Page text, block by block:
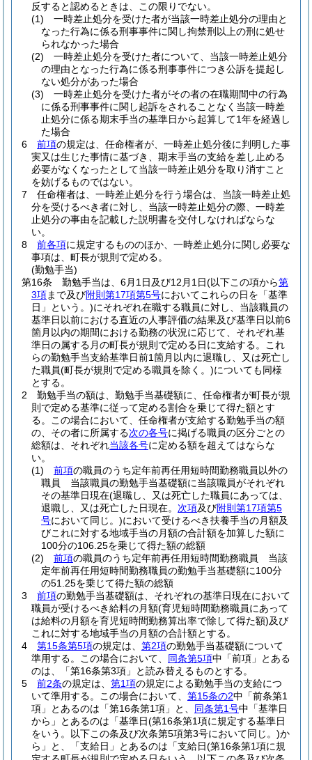
反すると認めるときは、この限りでない。
(1)
一時差止処分を受けた者が当該一時差止処分の理由と
なった行為に係る刑事事件に関し拘禁刑以上の刑に処せ
られなかった場合
(2)
一時差止処分を受けた者について、当該一時差止処分
の理由となった行為に係る刑事事件につき公訴を提起し
ない処分があった場合
(3)
一時差止処分を受けた者がその者の在職期間中の行為
に係る刑事事件に関し起訴をされることなく当該一時差
止処分に係る期末手当の基準日から起算して1年を経過し
た場合
6
前項の規定は、任命権者が、一時差止処分後に判明した事
実又は生じた事情に基づき、期末手当の支給を差し止める
必要がなくなったとして当該一時差止処分を取り消すこと
を妨げるものではない。
7
任命権者は、一時差止処分を行う場合は、当該一時差止処
分を受けるべき者に対し、当該一時差止処分の際、一時差
止処分の事由を記載した説明書を交付しなければならな
い。
8
前各項に規定するもののほか、一時差止処分に関し必要な
事項は、町長が規則で定める。
(勤勉手当)
第16条
勤勉手当は、6月1日及び12月1日(以下この項から第
3項まで及び附則第17項第5号においてこれらの日を「基準
日」という。)にそれぞれ在職する職員に対し、当該職員の
基準日以前における直近の人事評価の結果及び基準日以前6
箇月以内の期間における勤務の状況に応じて、それぞれ基
準日の属する月の町長が規則で定める日に支給する。
これ
らの勤勉手当支給基準日前1箇月以内に退職し、又は死亡し
た職員(町長が規則で定める職員を除く。)についても同様
とする。
2
勤勉手当の額は、勤勉手当基礎額に、任命権者が町長が規
則で定める基準に従って定める割合を乗じて得た額とす
る。
この場合において、任命権者が支給する勤勉手当の額
の、その者に所属する次の各号に掲げる職員の区分ごとの
総額は、それぞれ当該各号に定める額を超えてはならな
い。
(1)
前項の職員のうち定年前再任用短時間勤務職員以外の
職員 当該職員の勤勉手当基礎額に当該職員がそれぞれ
その基準日現在(退職し、又は死亡した職員にあっては、
退職し、又は死亡した日現在。 次項及び附則第17項第5
号において同じ。)において受けるべき扶養手当の月額及
びこれに対する地域手当の月額の合計額を加算した額に
100分の106.25を乗じて得た額の総額
(2)
前項の職員のうち定年前再任用短時間勤務職員 当該
定年前再任用短時間勤務職員の勤勉手当基礎額に100分
の51.25を乗じて得た額の総額
3
前項の勤勉手当基礎額は、それぞれの基準日現在において
職員が受けるべき給料の月額(育児短時間勤務職員にあって
は給料の月額を育児短時間勤務算出率で除して得た額)及び
これに対する地域手当の月額の合計額とする。
4
第15条第5項の規定は、 第2項の勤勉手当基礎額について
準用する。
この場合において、 同条第5項中「前項」とある
のは、「第16条第3項」と読み替えるものとする。
5
前2条の規定は、 第1項の規定による勤勉手当の支給につ
いて準用する。
この場合において、 第15条の2中「前条第1
項」とあるのは「第16条第1項」と、 同条第1号中「基準日
から」とあるのは「基準日(第16条第1項に規定する基準日
をいう。以下この条及び次条第5項第3号において同じ。)か
ら」と、「支給日」とあるのは「支給日(第16条第1項に規